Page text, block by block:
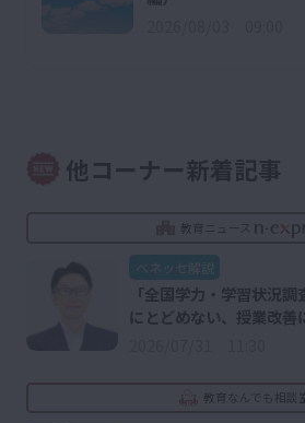
他コーナー新着記事
教育ニュース
ベネッセ解説
「全国学力・学習状況
にとどめない、授業改善
教育なんでも相談